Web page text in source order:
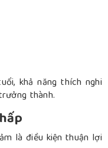
khả năng thích nghi
thành.
là điều kiện thuận lợi